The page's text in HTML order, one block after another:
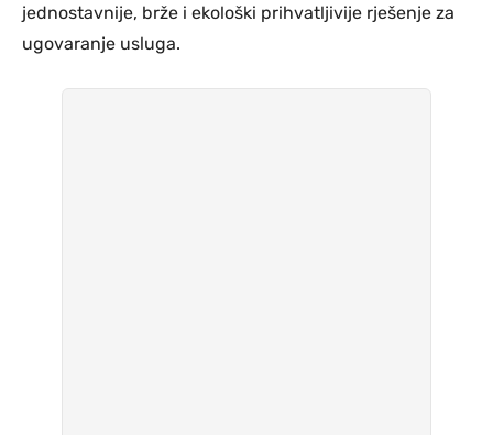
jednostavnije, brže i ekološki prihvatljivije rješenje za
ugovaranje usluga.